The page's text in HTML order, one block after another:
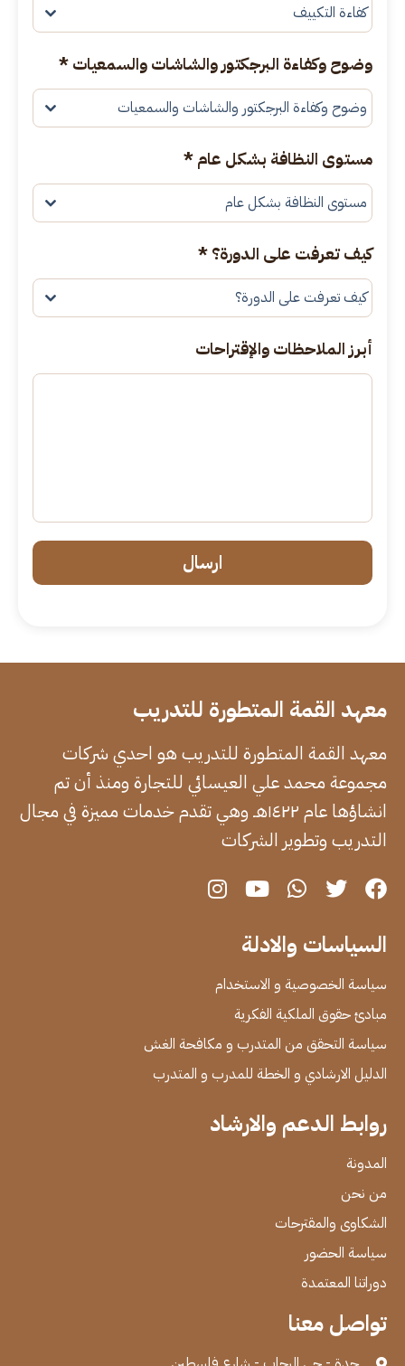
كفاءة التكييف
وضوح وكفاءة البرجكتور والشاشات والسمعيات*
وضوح وكفاءة البرجكتور والشاشات والسمعيات
مستوى النظافة بشكل عام*
مستوى النظافة بشكل عام
كيف تعرفت على الدورة؟*
كيف تعرفت على الدورة؟
أبرز الملاحظات والإقتراحات
ارسال
معهد القمة المتطورة للتدريب
معهد القمة المتطورة للتدريب هو احدي شركات
مجموعة محمد علي العيسائي للتجارة ومنذ أن تم
انشاؤها عام ١٤٢٢هـ وهي تقدم خدمات مميزة في مجال
التدريب وتطوير الشركات
السياسات والادلة
سياسة الخصوصية و الاستخدام
مبادئ حقوق الملكية الفكرية
سياسة التحقق من المتدرب و مكافحة الغش
الدليل الارشادي و الخطة للمدرب و المتدرب
روابط الدعم والارشاد
المدونة
من نحن
الشكاوى والمقترحات
سياسة الحضور
دوراتنا المعتمدة
تواصل معنا